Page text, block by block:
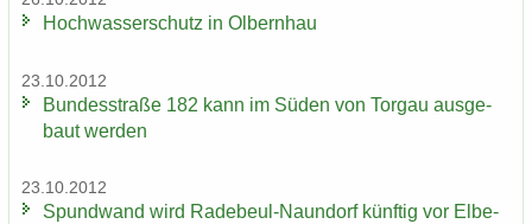
Hoch­was­ser­schutz in Ol­bern­hau
23.10.2012
Bun­des­stra­ße 182 kann im Süden von Tor­gau aus­ge­
baut wer­den
23.10.2012
Spund­wand wird Radebeul-​Naundorf künf­tig vor El­be­